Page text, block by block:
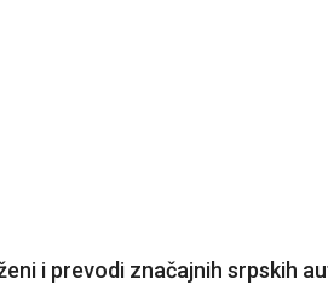
i prevodi značajnih srpskih